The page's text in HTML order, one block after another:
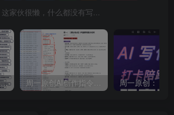
这家伙很懒，什么都没有写...
全网独一份：超详细的40+个自媒体赛道领域解析手册，让你的内容创作不再局限！ 周一原创AI创作指令词：30+个领域赛道的创作提示词集合